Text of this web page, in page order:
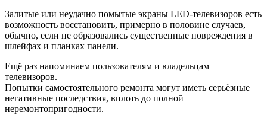
Залитые или неудачно помытые экраны LED-телевизоров есть
возможность восстановить, примерно в половине случаев,
обычно, если не образовались существенные повреждения в
шлейфах и планках панели.
Ещё раз напоминаем пользователям и владельцам
телевизоров.
Попытки самостоятельного ремонта могут иметь серьёзные
негативные последствия, вплоть до полной
неремонтопригодности.